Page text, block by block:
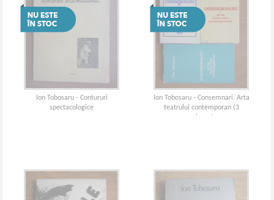
Ion Tobosaru - Contururi
spectacologice
Ion Tobosaru - Consemnari. Arta
teatrului contemporan (3
volume)